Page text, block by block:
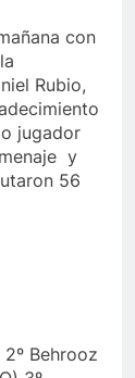
con
Rubio,
jugador
y
56
2º Behrooz